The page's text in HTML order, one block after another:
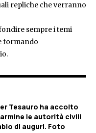
repliche che verranno
sempre i temi
formando
Tesauro ha accolto
le autorità civili
di auguri. Foto